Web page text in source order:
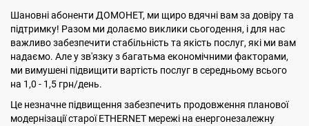
Шановні абоненти ДОМОНЕТ, ми щиро вдячні вам за довіру та
підтримку! Разом ми долаємо виклики сьогодення, і для нас
важливо забезпечити стабільність та якість послуг, які ми вам
надаємо. Але у зв'язку з багатьма економічними факторами,
ми вимушені підвищити вартість послуг в середньому всього
на 1,0 - 1,5 грн/день.
Це незначне підвищення забезпечить продовження планової
модернізації старої ETHERNET мережі на енергонезалежну